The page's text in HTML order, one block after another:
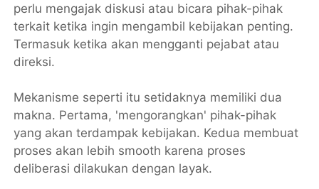
perlu mengajak diskusi atau bicara pihak-pihak
terkait ketika ingin mengambil kebijakan penting.
Termasuk ketika akan mengganti pejabat atau
direksi.
Mekanisme seperti itu setidaknya memiliki dua
makna. Pertama, 'mengorangkan' pihak-pihak
yang akan terdampak kebijakan. Kedua membuat
proses akan lebih smooth karena proses
deliberasi dilakukan dengan layak.